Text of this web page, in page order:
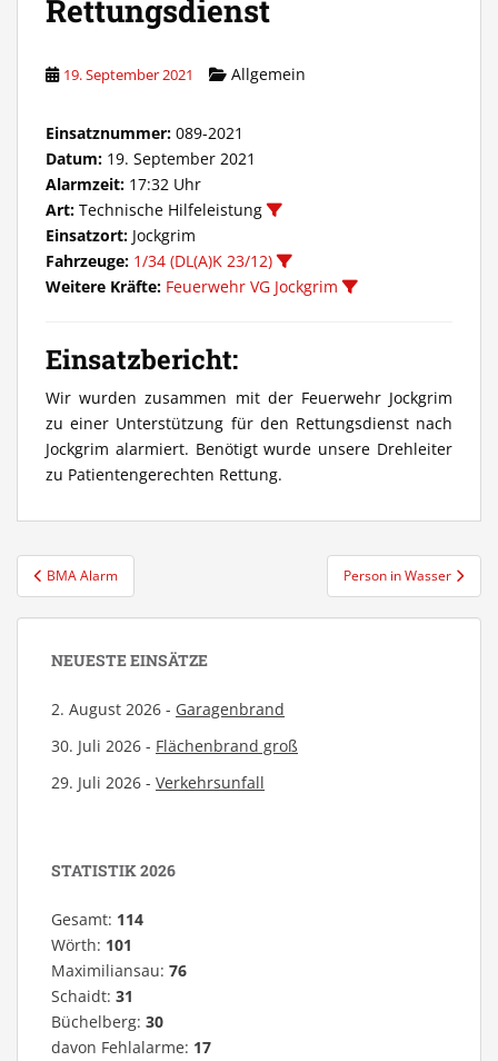
Rettungsdienst
19. September 2021 Allgemein
Einsatznummer: 089-2021
Datum: 19. September 2021
Alarmzeit: 17:32 Uhr
Art: Technische Hilfeleistung
Einsatzort: Jockgrim
Fahrzeuge: 1/34 (DL(A)K 23/12)
Weitere Kräfte: Feuerwehr VG Jockgrim
Einsatzbericht:
Wir wurden zusammen mit der Feuerwehr Jockgrim
zu einer Unterstützung für den Rettungsdienst nach
Jockgrim alarmiert. Benötigt wurde unsere Drehleiter
zu Patientengerechten Rettung.
Beitragsnavigation
BMA Alarm Person in Wasser
NEUESTE EINSÄTZE
2. August 2026 - Garagenbrand
30. Juli 2026 - Flächenbrand groß
29. Juli 2026 - Verkehrsunfall
STATISTIK 2026
Gesamt: 114
Wörth: 101
Maximiliansau: 76
Schaidt: 31
Büchelberg: 30
davon Fehlalarme: 17